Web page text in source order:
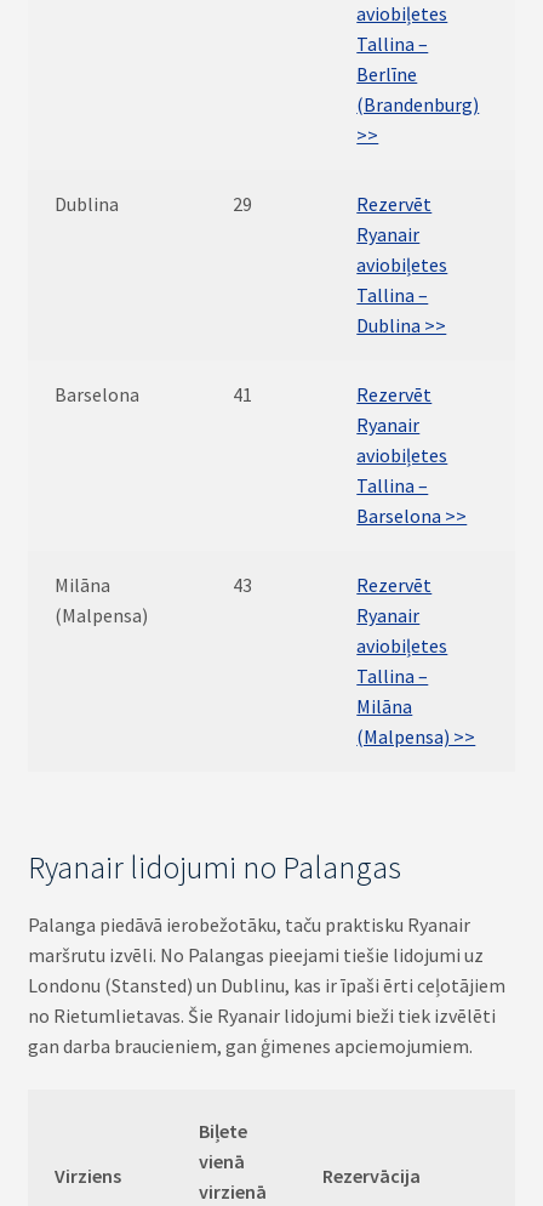
aviobiļetes
Tallina –
Berlīne
(Brandenburg)
>>
Dublina 29
Rezervēt
Ryanair
aviobiļetes
Tallina –
Dublina >>
Barselona 41
Rezervēt
Ryanair
aviobiļetes
Tallina –
Barselona >>
Milāna
(Malpensa)
43
Rezervēt
Ryanair
aviobiļetes
Tallina –
Milāna
(Malpensa) >>
Ryanair lidojumi no Palangas
Palanga piedāvā ierobežotāku, taču praktisku Ryanair
maršrutu izvēli. No Palangas pieejami tiešie lidojumi uz
Londonu (Stansted) un Dublinu, kas ir īpaši ērti ceļotājiem
no Rietumlietavas. Šie Ryanair lidojumi bieži tiek izvēlēti
gan darba braucieniem, gan ģimenes apciemojumiem.
Virziens
Biļete
vienā
virzienā
Rezervācija